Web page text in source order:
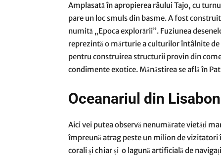
Amplasată în apropierea râului Tajo, cu
pare un loc smuls din basme. A fost
numită „Epoca explorării”. Fuziunea
reprezintă o mărturie a culturilor întâlnite
pentru construirea structurii provin din
condimente exotice. Mănăstirea se află în
Oceanariul din
Aici vei putea observă nenumărate vietăți
împreună atrag peste un milion de vizitatori
corali și chiar și o lagună artificială de